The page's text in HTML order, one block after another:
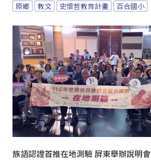
原鄉 教文 史懷哲教育計畫 百合國小
族語認證首推在地測驗 屏東舉辦說明會